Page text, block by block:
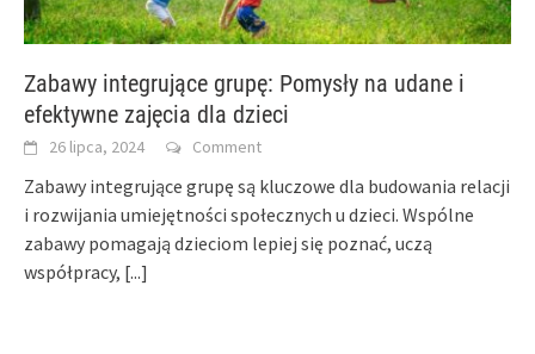
Zabawy integrujące grupę: Pomysły na udane i
efektywne zajęcia dla dzieci
26 lipca, 2024 Comment
Zabawy integrujące grupę są kluczowe dla budowania relacji
i rozwijania umiejętności społecznych u dzieci. Wspólne
zabawy pomagają dzieciom lepiej się poznać, uczą
współpracy, [...]